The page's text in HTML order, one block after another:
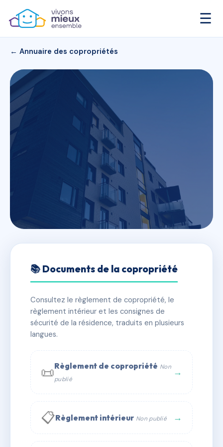
☰
← Annuaire des copropriétés
11 rue durand
✓ Immatriculée 🏠 27 lots 🏗 1 bâtiment(s)
📞 Contacter Syndic Digital
📚 Documents de la copropriété
Consultez le règlement de copropriété, le
règlement intérieur et les consignes de
sécurité de la résidence, traduits en plusieurs
langues.
📜Règlement de copropriété Non
publié
→
📋Règlement intérieur Non publié →